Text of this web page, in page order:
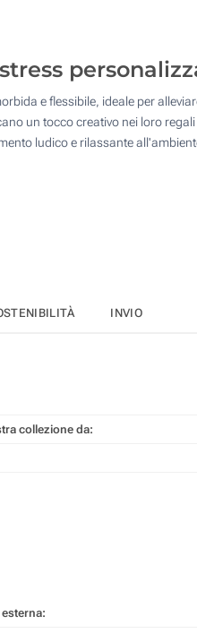
e flessibile, ideale per
un tocco creativo nei loro
ludico e rilassante
INVIO
collezione da: